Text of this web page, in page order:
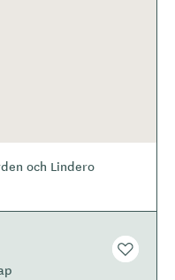
och Lindero